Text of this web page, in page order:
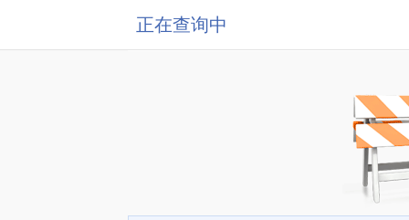
正在查询中